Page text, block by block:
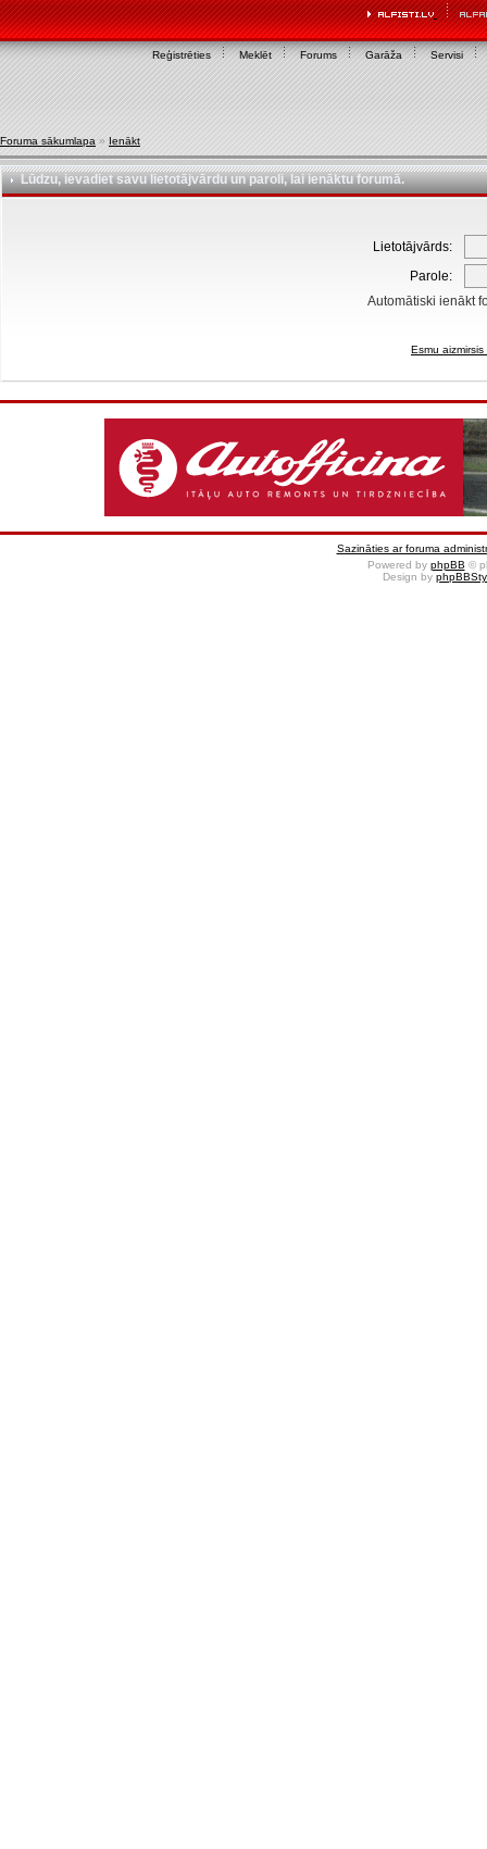
Reģistrēties Meklēt Forums Garāža Servisi
Foruma sākumlapa » Ienākt
Lūdzu, ievadiet savu lietotājvārdu un paroli, lai ienāktu forumā.
Lietotājvārds:
Parole:
Automātiski ienākt
Esmu
Sazināties ar foruma
Powered by phpBB ©
Design by